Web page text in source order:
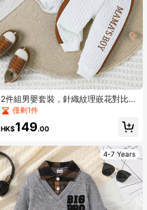
2件組男嬰套裝，針織紋理嵌花對比色
熊圖案連身褲與羅紋袖口對比色刺繡
字母，休閒舒適高品質嬰兒日常穿
著，春/秋季
僅剩1件
HK$149.00
4-7 Years